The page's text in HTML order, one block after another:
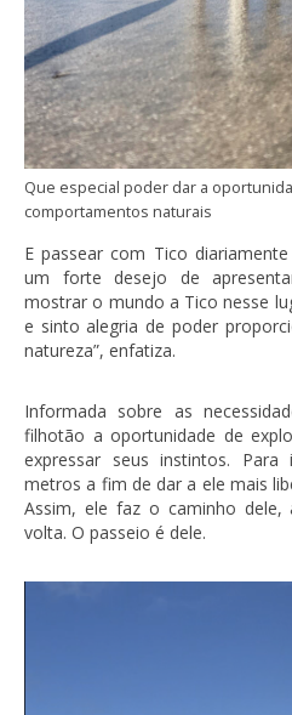
Que especial poder dar a
comportamentos naturais
E passear com Tico
um forte desejo de
mostrar o mundo a Tico nesse
e sinto alegria de poder
natureza”, enfatiza.
Informada sobre as
filhotão a oportunidade de
expressar seus instintos.
metros a fim de dar a ele mais
Assim, ele faz o caminho dele,
volta. O passeio é dele.